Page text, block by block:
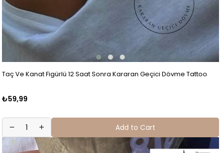
Taç Ve Kanat Figürlü 12 Saat Sonra Kararan Geçici Dövme Tattoo
₺59,99
Add to Cart